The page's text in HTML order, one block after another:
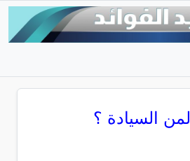
لمن السيادة ؟